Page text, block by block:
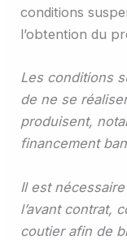
conditions
l’obtention du
Les conditions
de ne se
produisent,
financement
Il est
l’avant contrat,
coutier afin de